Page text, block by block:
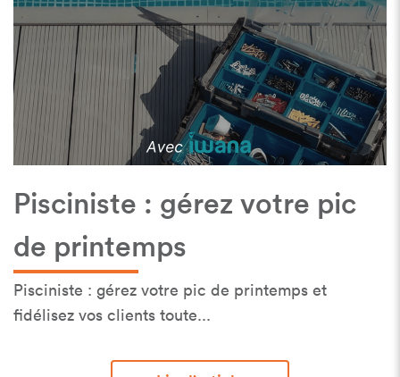
Pisciniste : gérez votre pic
de printemps
Pisciniste : gérez votre pic de printemps et
fidélisez vos clients toute...